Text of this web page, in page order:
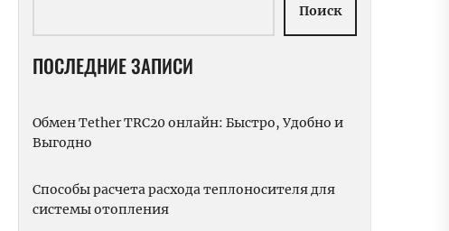
Поиск
ПОСЛЕДНИЕ ЗАПИСИ
Обмен Tether TRC20 онлайн: Быстро, Удобно и
Выгодно
Способы расчета расхода теплоносителя для
системы отопления